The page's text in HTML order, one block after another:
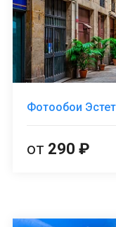
Фотообои
от 290 ₽